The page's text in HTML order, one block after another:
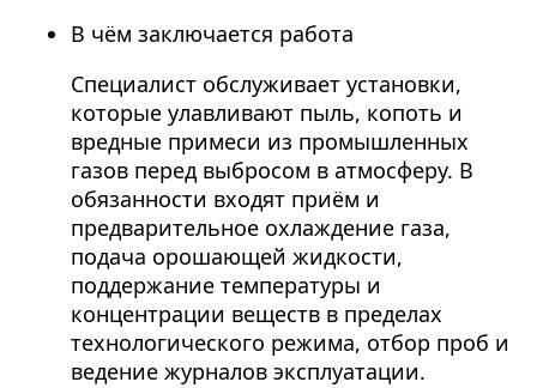
В чём заключается работа
Специалист обслуживает установки,
которые улавливают пыль, копоть и
вредные примеси из промышленных
газов перед выбросом в атмосферу. В
обязанности входят приём и
предварительное охлаждение газа,
подача орошающей жидкости,
поддержание температуры и
концентрации веществ в пределах
технологического режима, отбор проб и
ведение журналов эксплуатации.